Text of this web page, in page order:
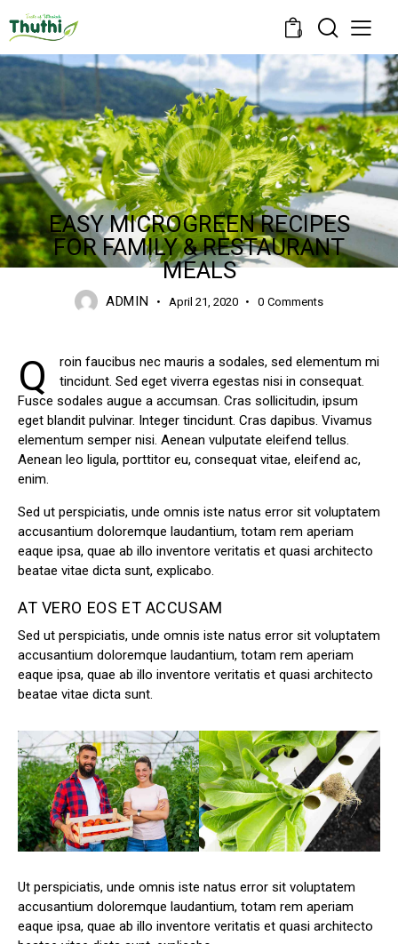
0
GREENHOUSE
EASY MICROGREEN RECIPES
FOR FAMILY & RESTAURANT
MEALS
ADMIN April 21, 2020 0 Comments
Q
roin faucibus nec mauris a sodales, sed elementum mi
tincidunt. Sed eget viverra egestas nisi in consequat.
Fusce sodales augue a accumsan. Cras sollicitudin, ipsum
eget blandit pulvinar. Integer tincidunt. Cras dapibus. Vivamus
elementum semper nisi. Aenean vulputate eleifend tellus.
Aenean leo ligula, porttitor eu, consequat vitae, eleifend ac,
enim.
Sed ut perspiciatis, unde omnis iste natus error sit voluptatem
accusantium doloremque laudantium, totam rem aperiam
eaque ipsa, quae ab illo inventore veritatis et quasi architecto
beatae vitae dicta sunt, explicabo.
AT VERO EOS ET ACCUSAM
Sed ut perspiciatis, unde omnis iste natus error sit voluptatem
accusantium doloremque laudantium, totam rem aperiam
eaque ipsa, quae ab illo inventore veritatis et quasi architecto
beatae vitae dicta sunt.
Ut perspiciatis, unde omnis iste natus error sit voluptatem
accusantium doloremque laudantium, totam rem aperiam
eaque ipsa, quae ab illo inventore veritatis et quasi architecto